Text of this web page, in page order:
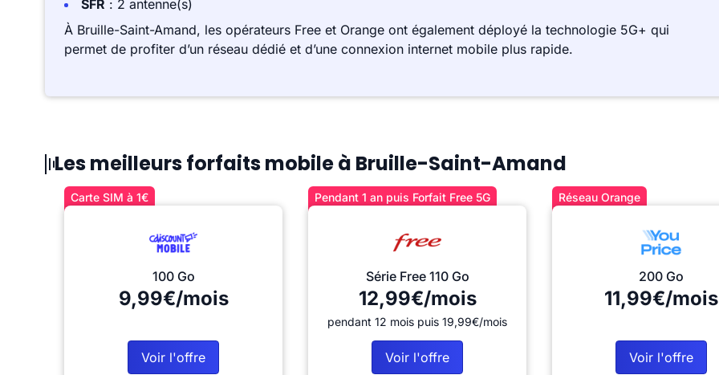
SFR : 2 antenne(s)
À Bruille-Saint-Amand, les opérateurs Free et Orange ont également déployé la technologie 5G+ qui
permet de profiter d’un réseau dédié et d’une connexion internet mobile plus rapide.
Les meilleurs forfaits mobile à Bruille-Saint-Amand
Carte SIM à 1€
100 Go
9,99€/mois
Voir l'offre
Pendant 1 an puis Forfait Free 5G
Série Free 110 Go
12,99€/mois
pendant 12 mois puis 19,99€/mois
Voir l'offre
Réseau Orange
200 Go
11,99€/mois
Voir l'offre